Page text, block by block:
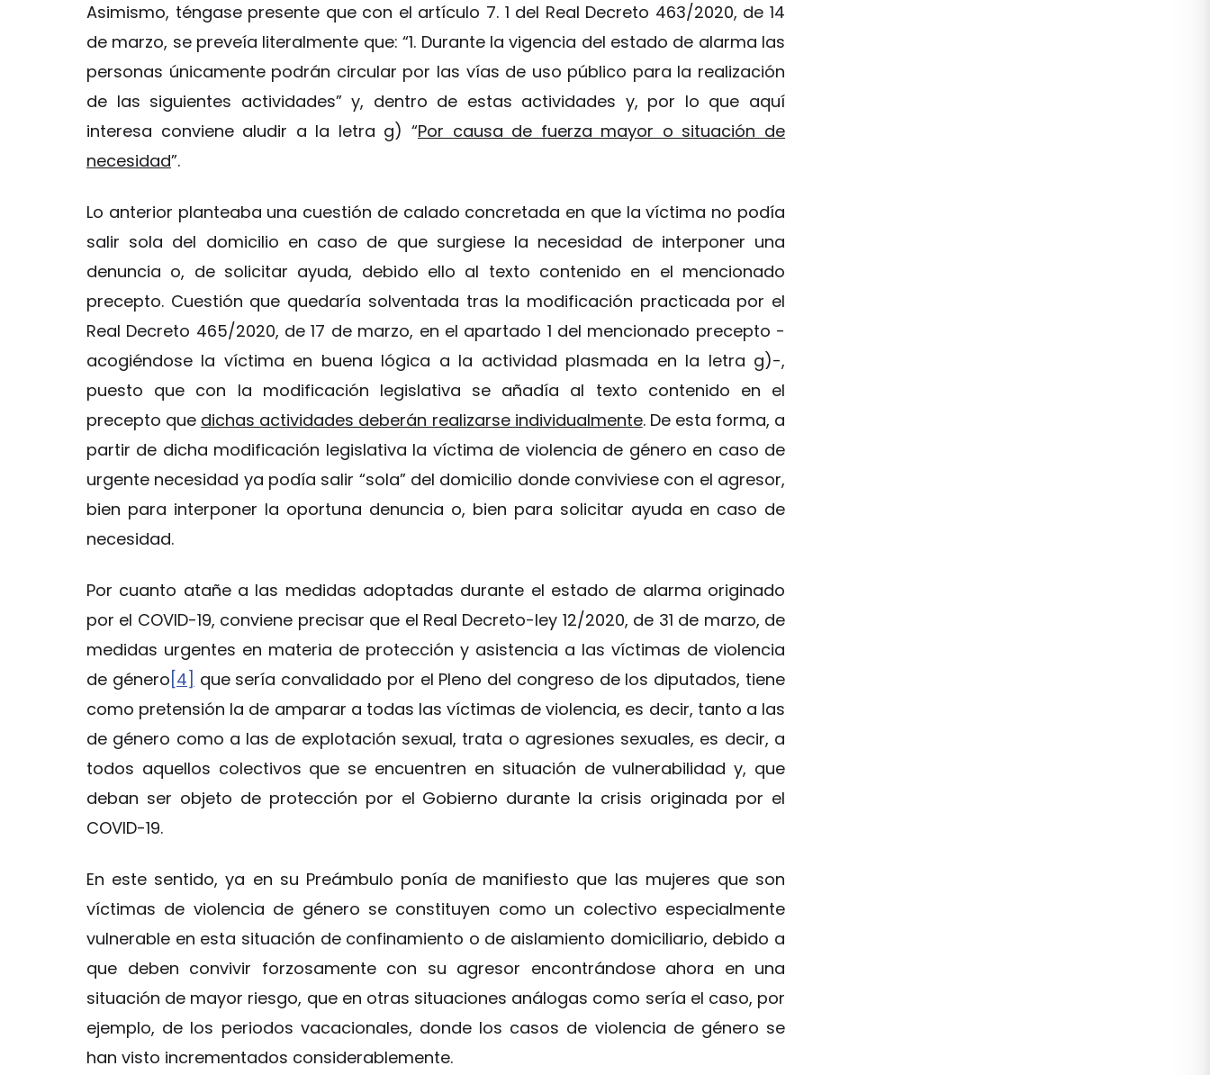
Asimismo, téngase presente que con el artículo 7. 1 del Real Decreto 463/2020, de 14
de marzo, se preveía literalmente que: “1. Durante la vigencia del estado de alarma las
personas únicamente podrán circular por las vías de uso público para la realización
de las siguientes actividades” y, dentro de estas actividades y, por lo que aquí
interesa conviene aludir a la letra g) “Por causa de fuerza mayor o situación de
necesidad”.
Lo anterior planteaba una cuestión de calado concretada en que la víctima no podía
salir sola del domicilio en caso de que surgiese la necesidad de interponer una
denuncia o, de solicitar ayuda, debido ello al texto contenido en el mencionado
precepto. Cuestión que quedaría solventada tras la modificación practicada por el
Real Decreto 465/2020, de 17 de marzo, en el apartado 1 del mencionado precepto -
acogiéndose la víctima en buena lógica a la actividad plasmada en la letra g)-,
puesto que con la modificación legislativa se añadía al texto contenido en el
precepto que dichas actividades deberán realizarse individualmente. De esta forma, a
partir de dicha modificación legislativa la víctima de violencia de género en caso de
urgente necesidad ya podía salir “sola” del domicilio donde conviviese con el agresor,
bien para interponer la oportuna denuncia o, bien para solicitar ayuda en caso de
necesidad.
Por cuanto atañe a las medidas adoptadas durante el estado de alarma originado
por el COVID-19, conviene precisar que el Real Decreto-ley 12/2020, de 31 de marzo, de
medidas urgentes en materia de protección y asistencia a las víctimas de violencia
de género [4] que sería convalidado por el Pleno del congreso de los diputados, tiene
como pretensión la de amparar a todas las víctimas de violencia, es decir, tanto a las
de género como a las de explotación sexual, trata o agresiones sexuales, es decir, a
todos aquellos colectivos que se encuentren en situación de vulnerabilidad y, que
deban ser objeto de protección por el Gobierno durante la crisis originada por el
COVID-19.
En este sentido, ya en su Preámbulo ponía de manifiesto que las mujeres que son
víctimas de violencia de género se constituyen como un colectivo especialmente
vulnerable en esta situación de confinamiento o de aislamiento domiciliario, debido a
que deben convivir forzosamente con su agresor encontrándose ahora en una
situación de mayor riesgo, que en otras situaciones análogas como sería el caso, por
ejemplo, de los periodos vacacionales, donde los casos de violencia de género se
han visto incrementados considerablemente.